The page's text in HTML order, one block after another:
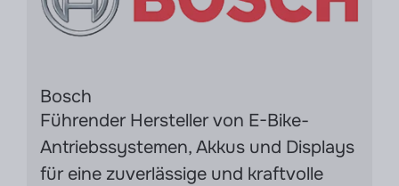
Bosch
Führender Hersteller von E-Bike-
Antriebssystemen, Akkus und Displays
für eine zuverlässige und kraftvolle